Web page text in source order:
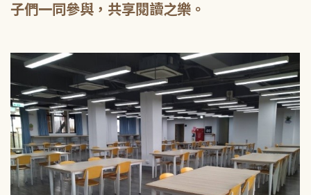
子們一同參與，共享閱讀之樂。